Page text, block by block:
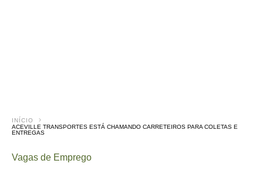
INÍCIO
ACEVILLE TRANSPORTES ESTÁ CHAMANDO CARRETEIROS PARA COLETAS E
ENTREGAS
Vagas de Emprego